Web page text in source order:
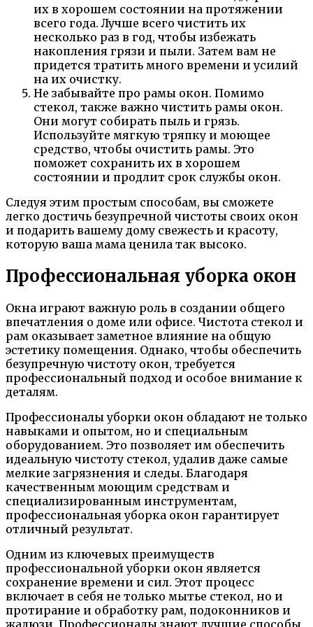
их в хорошем состоянии на протяжении
всего года. Лучше всего чистить их
несколько раз в год, чтобы избежать
накопления грязи и пыли. Затем вам не
придется тратить много времени и усилий
на их очистку.
Не забывайте про рамы окон. Помимо
стекол, также важно чистить рамы окон.
Они могут собирать пыль и грязь.
Используйте мягкую тряпку и моющее
средство, чтобы очистить рамы. Это
поможет сохранить их в хорошем
состоянии и продлит срок службы окон.
Следуя этим простым способам, вы сможете
легко достичь безупречной чистоты своих окон
и подарить вашему дому свежесть и красоту,
которую ваша мама ценила так высоко.
Профессиональная уборка окон
Окна играют важную роль в создании общего
впечатления о доме или офисе. Чистота стекол и
рам оказывает заметное влияние на общую
эстетику помещения. Однако, чтобы обеспечить
безупречную чистоту окон, требуется
профессиональный подход и особое внимание к
деталям.
Профессионалы уборки окон обладают не только
навыками и опытом, но и специальным
оборудованием. Это позволяет им обеспечить
идеальную чистоту стекол, удалив даже самые
мелкие загрязнения и следы. Благодаря
качественным моющим средствам и
специализированным инструментам,
профессиональная уборка окон гарантирует
отличный результат.
Одним из ключевых преимуществ
профессиональной уборки окон является
сохранение времени и сил. Этот процесс
включает в себя не только мытье стекол, но и
протирание и обработку рам, подоконников и